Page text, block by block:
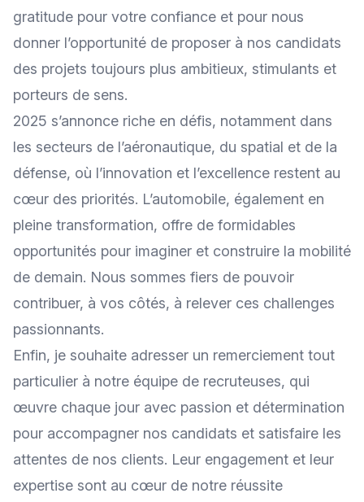
gratitude pour votre confiance et pour nous
donner l’opportunité de proposer à nos candidats
des projets toujours plus ambitieux, stimulants et
porteurs de sens.
2025 s’annonce riche en défis, notamment dans
les secteurs de l’aéronautique, du spatial et de la
défense, où l’innovation et l’excellence restent au
cœur des priorités. L’automobile, également en
pleine transformation, offre de formidables
opportunités pour imaginer et construire la mobilité
de demain. Nous sommes fiers de pouvoir
contribuer, à vos côtés, à relever ces challenges
passionnants.
Enfin, je souhaite adresser un remerciement tout
particulier à notre équipe de recruteuses, qui
œuvre chaque jour avec passion et détermination
pour accompagner nos candidats et satisfaire les
attentes de nos clients. Leur engagement et leur
expertise sont au cœur de notre réussite